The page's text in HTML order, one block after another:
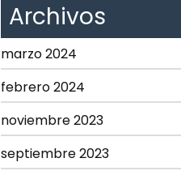
Archivos
marzo 2024
febrero 2024
noviembre 2023
septiembre 2023